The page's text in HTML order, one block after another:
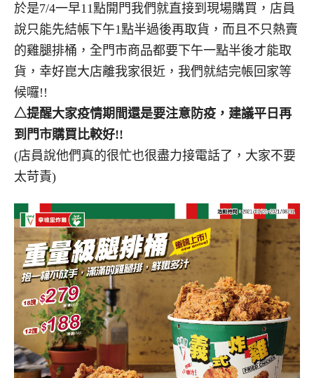
於是7/4一早11點開門我們就直接到現場購買，店員
說只能先結帳下午1點半過後再取貨，而且不只熱賣
的雞腿排桶，全門市商品都要下午一點半後才能取
貨，幸好崑大店離我家很近，我們就結完帳回家等
候囉!!
△提醒大家疫情期間還是要注意防疫，建議平日再
到門市購買比較好!!
(店員說他們真的很忙也很盡力接電話了，大家不要
太苛責)